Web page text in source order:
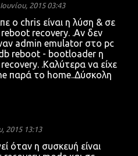
2015 03:43
ο chris είναι η λύση & σε
recovery. .Αν δεν
admin emulator στο pc
reboot - bootloader η
.Καλύτερα να είχε
παρά το home..Δύσκολη
2015 13:13
όταν η συσκευή είναι